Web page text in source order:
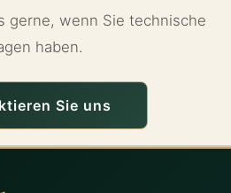
gerne, wenn Sie technische
haben.
Sie uns